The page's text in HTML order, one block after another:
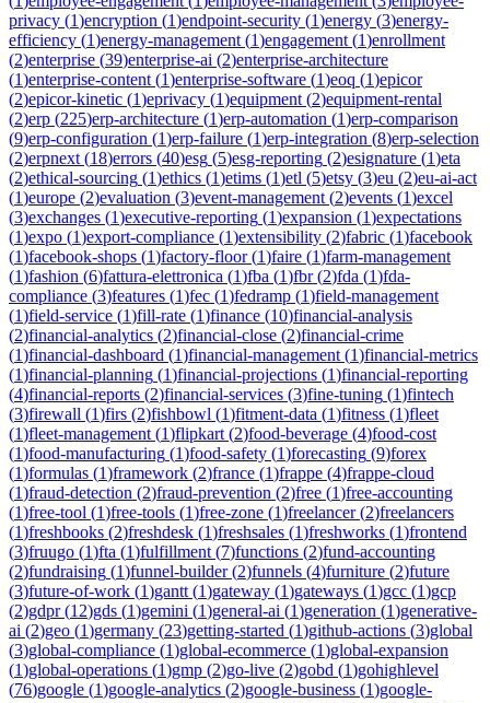
privacy (1)encryption (1)endpoint-security (1)energy (3)energy-
efficiency (1)energy-management (1)engagement (1)enrollment
(2)enterprise (39)enterprise-ai (2)enterprise-architecture
(1)enterprise-content (1)enterprise-software (1)eoq (1)epicor
(2)epicor-kinetic (1)eprivacy (1)equipment (2)equipment-rental
(2)erp (225)erp-architecture (1)erp-automation (1)erp-comparison
(9)erp-configuration (1)erp-failure (1)erp-integration (8)erp-selection
(2)erpnext (18)errors (40)esg (5)esg-reporting (2)esignature (1)eta
(2)ethical-sourcing (1)ethics (1)etims (1)etl (5)etsy (3)eu (2)eu-ai-act
(1)europe (2)evaluation (3)event-management (2)events (1)excel
(3)exchanges (1)executive-reporting (1)expansion (1)expectations
(1)expo (1)export-compliance (1)extensibility (2)fabric (1)facebook
(1)facebook-shops (1)factory-floor(1)faire (1)farm-management
(1)fashion (6)fattura-elettronica (1)fba (1)fbr(2)fda (1)fda-
compliance (3)features (1)fec (1)fedramp (1)field-management
(1)field-service (1)fill-rate (1)finance (10)financial-analysis
(2)financial-analytics (2)financial-close (2)financial-crime
(1)financial-dashboard (1)financial-management (1)financial-metrics
(1)financial-planning (1)financial-projections (1)financial-reporting
(4)financial-reports (2)financial-services (3)fine-tuning (1)fintech
(3)firewall (1)firs (2)fishbowl (1)fitment-data (1)fitness (1)fleet
(1)fleet-management (1)flipkart (2)food-beverage (4)food-cost
(1)food-manufacturing (1)food-safety (1)forecasting (9)forex
(1)formulas (1)framework (2)france (1)frappe (4)frappe-cloud
(1)fraud-detection (2)fraud-prevention (2)free (1)free-accounting
(1)free-tool (1)free-tools (1)free-zone (1)freelancer(2)freelancers
(1)freshbooks (2)freshdesk (1)freshsales (1)freshworks (1)frontend
(3)fruugo (1)fta (1)fulfillment (7)functions (2)fund-accounting
(2)fundraising (1)funnel-builder(2)funnels (4)furniture (2)future
(3)future-of-work (1)gantt (1)gateway (1)gateways (1)gcc (1)gcp
(2)gdpr(12)gds (1)gemini (1)general-ai (1)generation (1)generative-
ai (2)geo (1)germany (23)getting-started (1)github-actions (3)global
(3)global-compliance (1)global-ecommerce (1)global-expansion
(1)global-operations (1)gmp (2)go-live (2)gobd (1)gohighlevel
(76)google (1)google-analytics (2)google-business (1)google-